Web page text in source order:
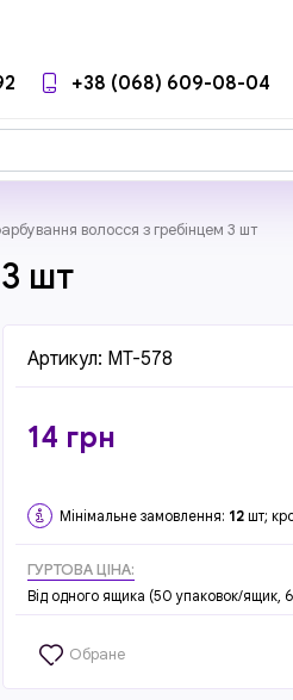
+38 (068) 609-08-04
волосся з гребінцем 3 шт
шт
Артикул: MT-578
14 грн
Мінімальне замовлення: 12 шт;
ГУРТОВА ЦІНА:
Від одного ящика (50 упаковок/ящик,
Обране